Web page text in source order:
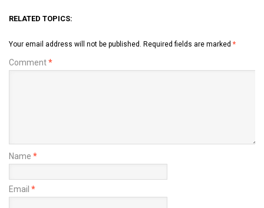
RELATED TOPICS:
Your email address will not be published. Required fields are marked *
Comment*
Name *
Email *